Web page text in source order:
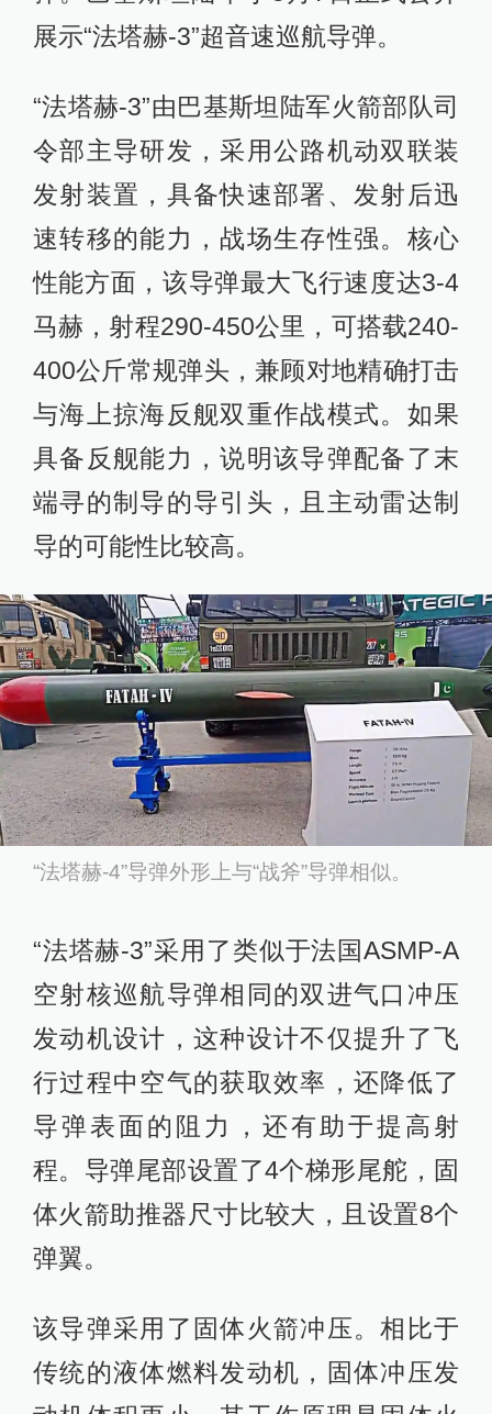
展示“法塔赫-3”超音速巡航导弹。
“法塔赫-3”由巴基斯坦陆军火箭部队司
令部主导研发，采用公路机动双联装
发射装置，具备快速部署、发射后迅
速转移的能力，战场生存性强。核心
性能方面，该导弹最大飞行速度达3-4
马赫，射程290-450公里，可搭载240-
400公斤常规弹头，兼顾对地精确打击
与海上掠海反舰双重作战模式。如果
具备反舰能力，说明该导弹配备了末
端寻的制导的导引头，且主动雷达制
导的可能性比较高。
“法塔赫-4”导弹外形上与“战斧”导弹相似。
“法塔赫-3”采用了类似于法国ASMP-A
空射核巡航导弹相同的双进气口冲压
发动机设计，这种设计不仅提升了飞
行过程中空气的获取效率，还降低了
导弹表面的阻力，还有助于提高射
程。导弹尾部设置了4个梯形尾舵，固
体火箭助推器尺寸比较大，且设置8个
弹翼。
该导弹采用了固体火箭冲压。相比于
传统的液体燃料发动机，固体冲压发